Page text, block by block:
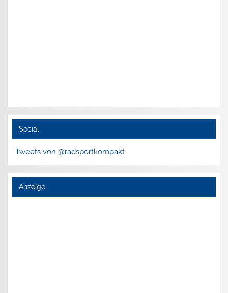
Social
Tweets von @radsportkompakt
Anzeige